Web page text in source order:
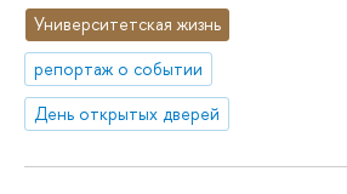
Университетская жизнь
репортаж о событии
День открытых дверей